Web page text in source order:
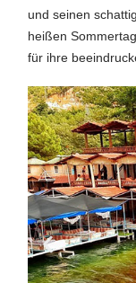
und seinen
heißen
für ihre